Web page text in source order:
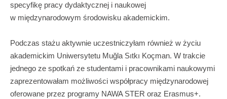
specyfikę pracy dydaktycznej i naukowej
w międzynarodowym środowisku akademickim.
Podczas stażu aktywnie uczestniczyłam również w życiu
akademickim Uniwersytetu Muğla Sıtkı Koçman. W trakcie
jednego ze spotkań ze studentami i pracownikami naukowymi
zaprezentowałam możliwości współpracy międzynarodowej
oferowane przez programy NAWA STER oraz Erasmus+.